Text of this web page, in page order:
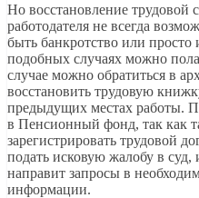
Но восстановление
работодателя не всегда
быть банкротство или
подобных случаях можно
случае можно обратиться в
восстановить трудовую
предыдущих местах работы.
в Пенсионный фонд, так как
зарегистрировать трудовой
подать исковую жалобу в суд,
направит запросы в
информации.